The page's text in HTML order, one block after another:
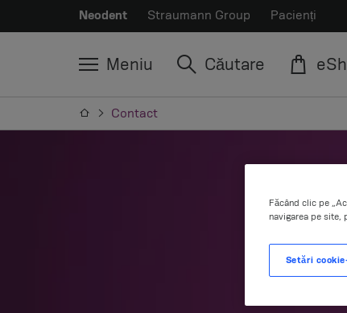
Neodent Straumann Group Pacienți
Meniu Căutare
Contact
Făcând clic pe
navigarea pe site,
Setări